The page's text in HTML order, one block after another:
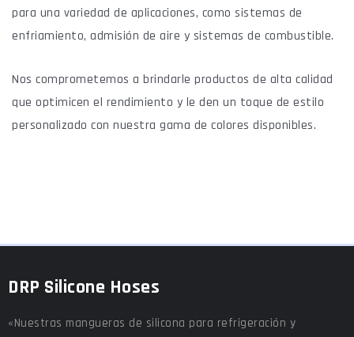
para una variedad de aplicaciones, como sistemas de
enfriamiento, admisión de aire y sistemas de combustible.
Nos comprometemos a brindarle productos de alta calidad
que optimicen el rendimiento y le den un toque de estilo
personalizado con nuestra gama de colores disponibles.
DRP Silicone Hoses
«Nuestras mangueras de silicona para refrigeración y